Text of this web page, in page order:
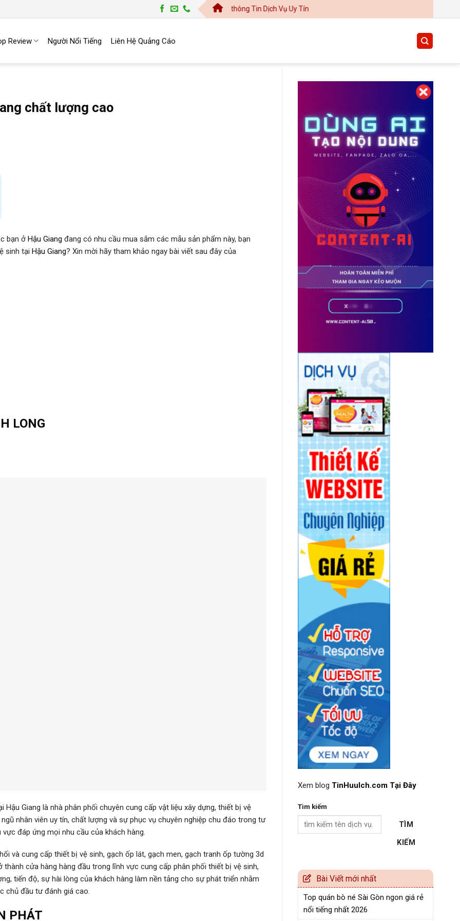
Trang Top | Cổng Thông Tin Cung Cấp thông Tin Dịch Vụ Uy Tín
Review Người Nổi Tiếng Liên Hệ Quảng Cáo
chất lượng cao
bạn ở Hậu Giang đang có nhu cầu mua sắm các mẫu sản phẩm này, bạn
sinh tại Hậu Giang? Xin mời hãy tham khảo ngay bài viết sau đây của
LONG
Giang là nhà phân phối chuyên cung cấp vật liệu xây dựng, thiết bị vệ
nhân viên uy tín, chất lượng và sự phục vụ chuyên nghiệp chu đáo trong tư
đáp ứng mọi nhu cầu của khách hàng.
và cung cấp thiết bị vệ sinh, gạch ốp lát, gạch men, gạch tranh ốp tường 3d
cửa hàng hàng đầu trong lĩnh vực cung cấp phân phối thiết bị vệ sinh,
tiến độ, sự hài lòng của khách hàng làm nền tảng cho sự phát triển nhằm
chủ đầu tư đánh giá cao.
PHÁT
Xem blog TinHuuIch.com Tại Đây
Tìm kiếm
TÌM
KIẾM
Bài Viết mới nhất
Top quán bò né Sài Gòn ngon giá rẻ
nổi tiếng nhất 2026